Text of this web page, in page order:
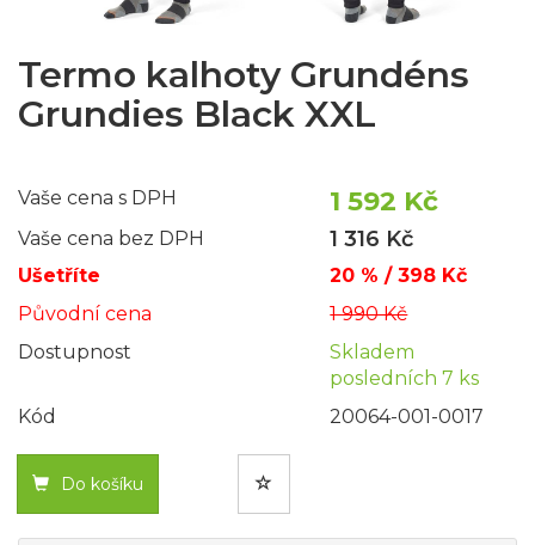
Termo kalhoty Grundéns
Grundies Black XXL
Vaše cena s DPH 1 592 Kč
Vaše cena bez DPH 1 316 Kč
Ušetříte
20 % / 398 Kč
Původní cena
1 990 Kč
Dostupnost
Skladem
posledních 7 ks
Kód
20064-001-0017
Do košíku